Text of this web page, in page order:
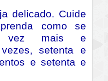
delicado. Cuide
como se
vez mais e
setenta e
e setenta e